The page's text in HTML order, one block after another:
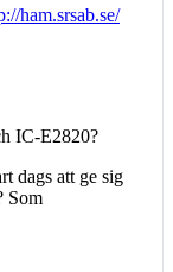
ham.srsab.se/
IC-E2820?
dags att ge sig
Som